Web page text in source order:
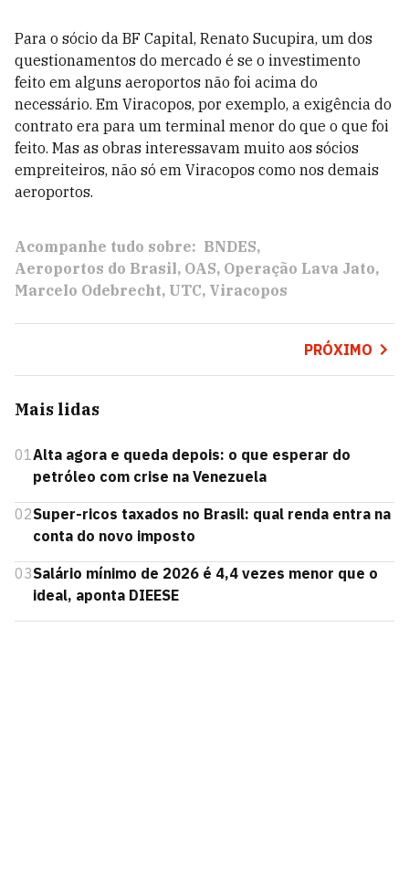
Para o sócio da BF Capital, Renato Sucupira, um dos
questionamentos do mercado é se o investimento
feito em alguns aeroportos não foi acima do
necessário. Em Viracopos, por exemplo, a exigência do
contrato era para um terminal menor do que o que foi
feito. Mas as obras interessavam muito aos sócios
empreiteiros, não só em Viracopos como nos demais
aeroportos.
Acompanhe tudo sobre: BNDES
Aeroportos do Brasil OAS Operação Lava Jato
Marcelo Odebrecht UTC Viracopos
PRÓXIMO
Mais lidas
01Alta agora e queda depois: o que esperar do
petróleo com crise na Venezuela
02Super-ricos taxados no Brasil: qual renda entra na
conta do novo imposto
03Salário mínimo de 2026 é 4,4 vezes menor que o
ideal, aponta DIEESE